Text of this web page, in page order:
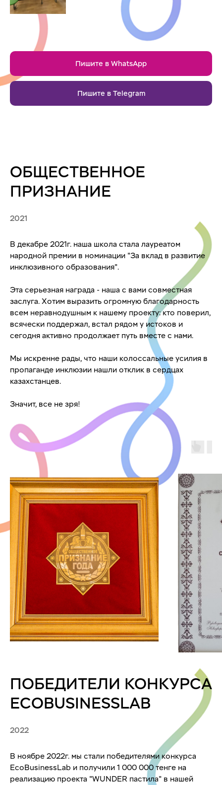
Пишите в WhatsApp
Пишите в Telegram
ОБЩЕСТВЕННОЕ
ПРИЗНАНИЕ
2021
В декабре 2021г. наша школа стала лауреатом
народной премии в номинации "За вклад в развитие
инклюзивного образования".
Эта серьезная награда - наша с вами совместная
заслуга. Хотим выразить огромную благодарность
всем неравнодушным к нашему проекту: кто поверил,
всячески поддержал, встал рядом у истоков и
сегодня активно продолжает путь вместе с нами.
Мы искренне рады, что наши колоссальные усилия в
пропаганде инклюзии нашли отклик в сердцах
казахстанцев.
Значит, все не зря!
ПОБЕДИТЕЛИ КОНКУРСА
ECOBUSINESSLAB
2022
В ноябре 2022г. мы стали победителями конкурса
EcoBusinessLab и получили 1 000 000 тенге на
реализацию проекта "WUNDER пастила" в нашей